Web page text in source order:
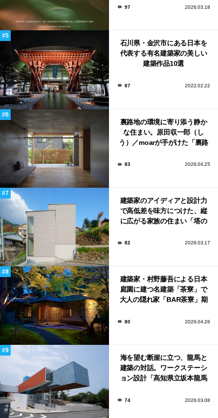
ンウィーク2026で初出展
97 2026.03.18
石川県・金沢市にある日本を
代表する有名建築家の美しい
建築作品10選
87 2022.02.22
裏路地の環境に寄り添う静か
な住まい。原田収一郎（し
う）／moarが手がけた「裏路
83 2026.04.25
建築家のアイディアと設計力
で高低差を味方につけた、縦
に広がる家族の住まい「塔の
82 2026.03.17
建築家・村野藤吾による日本
庭園に建つ名建築「茶寮」で
大人の隠れ家「BAR茶寮」期
80 2026.04.26
海を望む断崖に立つ、龍馬と
建築の対話。ワークステーシ
ョン設計「高知県立坂本龍馬
74 2026.03.08